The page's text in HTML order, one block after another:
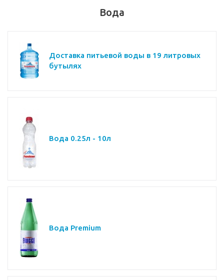
Вода
Доставка питьевой воды в 19 литровых
бутылях
Вода 0.25л - 10л
Вода Premium